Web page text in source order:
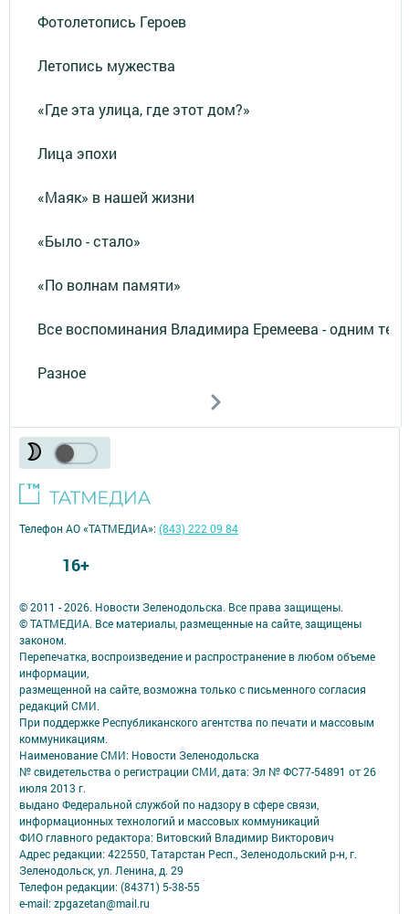
Фотолетопись Героев
Летопись мужества
«Где эта улица, где этот дом?»
Лица эпохи
«Маяк» в нашей жизни
«Было - стало»
«По волнам памяти»
Все воспоминания Владимира Еремеева - одним
Разное
© 2011 - 2026. Новости Зеленодольска. Все права защищены.
© ТАТМЕДИА. Все материалы, размещенные на сайте, защищены
законом.
Перепечатка, воспроизведение и распространение в любом объеме
информации,
размещенной на сайте, возможна только с письменного согласия
редакций СМИ.
При поддержке Республиканского агентства по печати и массовым
коммуникациям.
Наименование СМИ: Новости Зеленодольска
№ свидетельства о регистрации СМИ, дата: Эл № ФС77-54891 от 26
июля 2013 г.
выдано Федеральной службой по надзору в сфере связи,
информационных технологий и массовых коммуникаций
ФИО главного редактора: Витовский Владимир Викторович
Адрес редакции: 422550, Татарстан Респ., Зеленодольский р-н, г.
Зеленодольск, ул. Ленина, д. 29
Телефон редакции: (84371) 5-38-55
e-mail: zpgazetan@mail.ru
Телефон АО «ТАТМЕДИА»:(843) 222 09 84
16+